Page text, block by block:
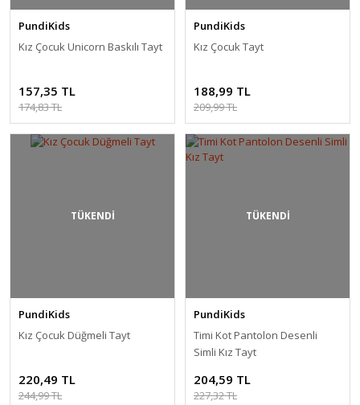
PundiKids
Kız Çocuk Unicorn Baskılı Tayt
157,35 TL
174,83 TL
PundiKids
Kız Çocuk Tayt
188,99 TL
209,99 TL
TÜKENDİ
PundiKids
Kız Çocuk Düğmeli Tayt
220,49 TL
244,99 TL
TÜKENDİ
PundiKids
Timi Kot Pantolon Desenli
Simli Kız Tayt
204,59 TL
227,32 TL